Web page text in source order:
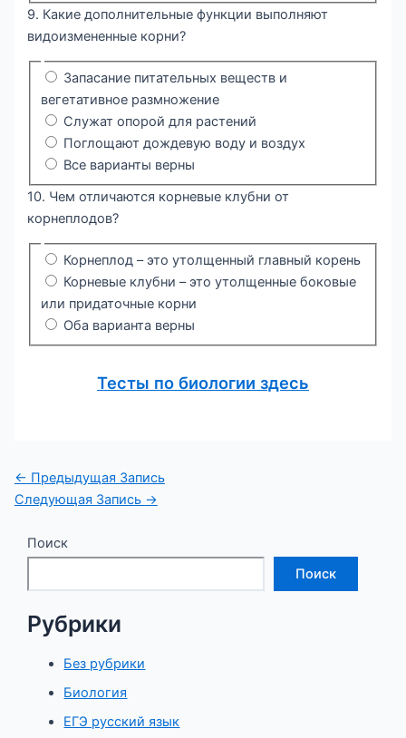
9. Какие дополнительные функции выполняют
видоизмененные корни?
Запасание питательных веществ и
вегетативное размножение
Служат опорой для растений
Поглощают дождевую воду и воздух
Все варианты верны
10. Чем отличаются корневые клубни от
корнеплодов?
Корнеплод – это утолщенный главный корень
Корневые клубни – это утолщенные боковые
или придаточные корни
Оба варианта верны
Тесты по биологии здесь
Навигация
по
← Предыдущая Запись
Следующая Запись →
Поиск
Поиск
Рубрики
Без рубрики
Биология
ЕГЭ русский язык